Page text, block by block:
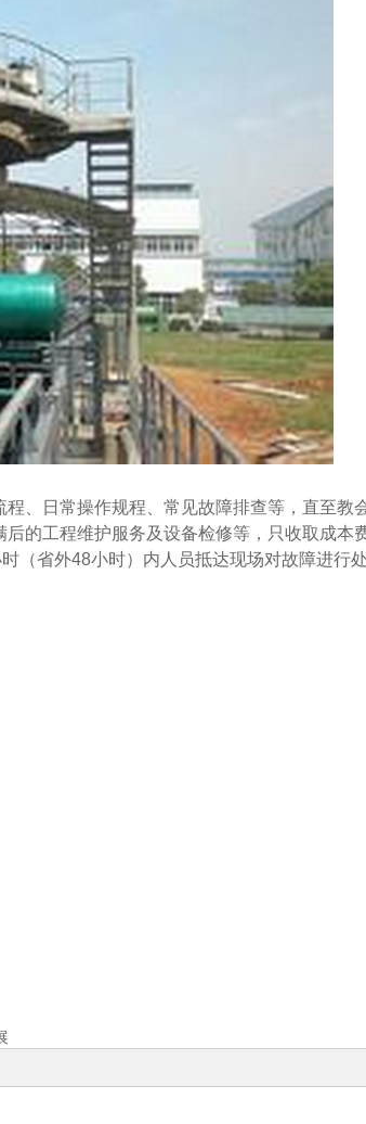
、日常操作规程、常见故障排查等，直至教
的工程维护服务及设备检修等，只收取成本费
（省外48小时）内人员抵达现场对故障进行处